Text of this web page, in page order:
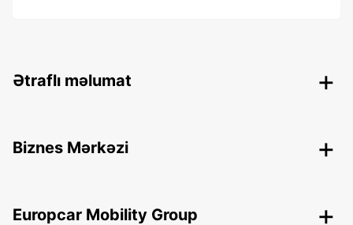
Ətraflı məlumat
Biznes Mərkəzi
Europcar Mobility Group